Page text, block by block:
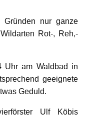
Gründen nur ganze
Rot-, Reh,-
Uhr am Waldbad in
geeignete
Geduld.
Ulf Köbis